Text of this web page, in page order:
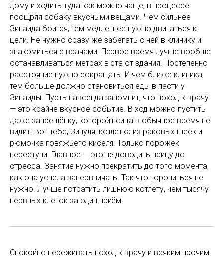
дому и ходить туда как можно чаще, в процессе
поощряя собаку вкусными вещами. Чем сильнее
Зинаида боится, тем медленнее нужно двигаться к
цели. Не нужно сразу же забегать с ней в клинику и
знакомиться с врачами. Первое время лучше вообще
останавливаться метрах в ста от здания. Постепенно
расстояние нужно сокращать. И чем ближе клиника,
тем больше должно становиться еды в пасти у
Зинаиды. Пусть навсегда запомнит, что поход к врачу
— это крайне вкусное событие. В ход можно пустить
даже запрещёнку, которой псица в обычное время не
видит. Вот тебе, Зинуля, котлетка из раковых шеек и
рюмочка говяжьего киселя. Только порожек
переступи. Главное — это не доводить псицу до
стресса. Занятие нужно прекратить до того момента,
как она успела занервничать. Так что торопиться не
нужно. Лучше потратить лишнюю котлету, чем тысячу
нервных клеток за один приём.
Спокойно переживать поход к врачу и всяким прочим